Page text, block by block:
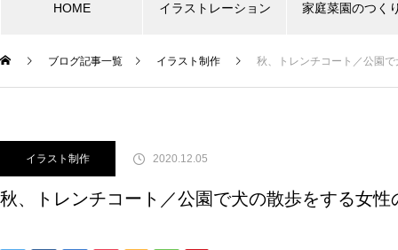
HOME イラストレーション 家庭菜園のつく
ブログ記事一覧 イラスト制作 秋、トレンチコート／公園
イラスト制作 2020.12.05
秋、トレンチコート／公園で犬の散歩をする女性